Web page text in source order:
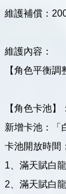
維護補償：
維護內容：
【角色平衡
【角色卡池】：
新增卡池：「
卡池開放時間
1、滿天賦白
2、滿天賦白